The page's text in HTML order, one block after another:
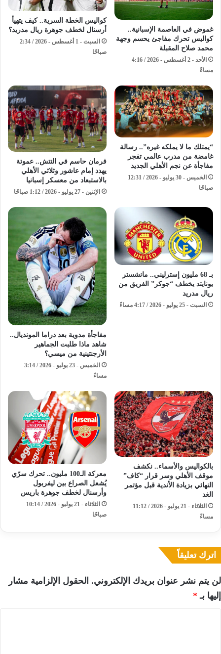
غموض في العاصمة الإسبانية..
كواليس تحرك مفاجئ يحسم وجهة
محمد صلاح المقبلة
الأحد - 2 أغسطس - 2026 / 4:16
مساءً
كواليس الخطة السرية.. كيف يتهيأ
أرسنال لخطف جوهرة ريال مدريد؟
السبت - 1 أغسطس - 2026 / 2:34
صباحًا
“يمتلك ما لا يملكه غيره”.. رسالة
غامضة من مدرب عالمي تفجر
مفاجأة عن نجم الأهلي الجديد
الخميس - 30 يوليو - 2026 / 12:31
صباحًا
فرمان حاسم في التتش.. عموتة
يهدد إمام عاشور وثلاثي الأهلي
بالاستبعاد من معسكر إسبانيا
الإثنين - 27 يوليو - 2026 / 1:12 صباحًا
بـ 68 مليون إسترليني.. مانشستر
يونايتد يخطف “جوكر” الفريق من
ريال مدريد
السبت - 25 يوليو - 2026 / 4:17 مساءً
مفاجأة مدوية بعد دراما المونديال..
شاهد ماذا طلبت الجماهير
الأرجنتينية من ميسي؟
الخميس - 23 يوليو - 2026 / 3:14
مساءً
بالكواليس والأسماء.. نكشف
موقف الأهلي وسر قرار “كاف”
النهائي بزيادة الأندية قبل مؤتمر
الغد
الثلاثاء - 21 يوليو - 2026 / 11:12
مساءً
معركة الـ100 مليون.. تحرك سرّي
يُشعل الصراع بين ليفربول
وأرسنال لخطف جوهرة باريس
الثلاثاء - 21 يوليو - 2026 / 10:14
صباحًا
اترك تعليقاً
لن يتم نشر عنوان بريدك الإلكتروني. الحقول الإلزامية مشار
إليها بـ *